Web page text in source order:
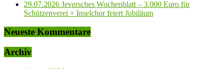
29.07.2026 Jeversches Wochenblatt – 3.000 Euro für
Schützenverei + Inselchor feiert Jubiläum
Neueste Kommentare
Archiv